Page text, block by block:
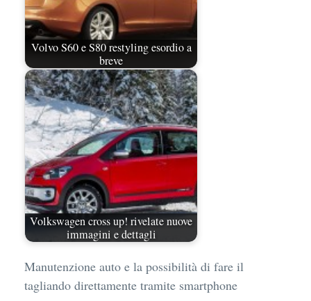
Volvo S60 e S80 restyling esordio a
breve
Volkswagen cross up! rivelate nuove
immagini e dettagli
Manutenzione auto e la possibilità di fare il
tagliando direttamente tramite smartphone